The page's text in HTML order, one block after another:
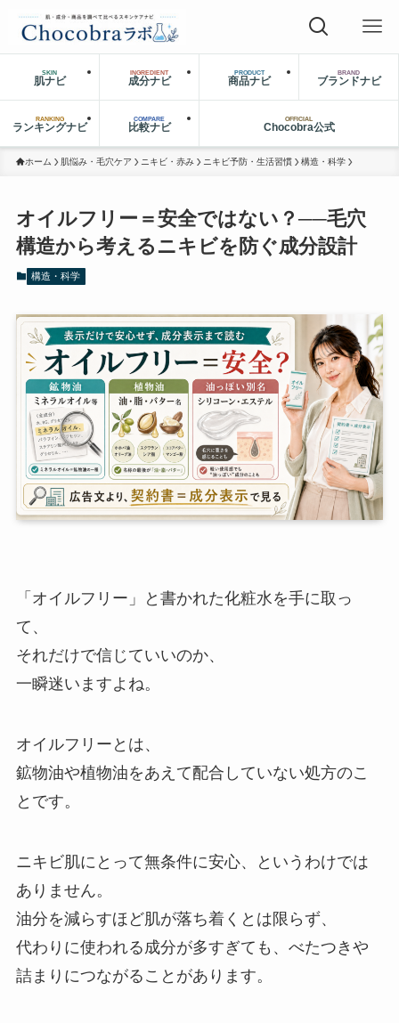
SKIN
肌ナビ
INGREDIENT
成分ナビ
PRODUCT
商品ナビ
BRAND
ブランドナビ
RANKING
ランキングナビ
COMPARE
比較ナビ
OFFICIAL
Chocobra公式
ホーム 肌悩み・毛穴ケア ニキビ・赤み ニキビ予防・生活習慣 構造・科学
オイルフリー＝安全ではない？──毛穴
構造から考えるニキビを防ぐ成分設計
構造・科学
「オイルフリー」と書かれた化粧水を手に取っ
て、
それだけで信じていいのか、
一瞬迷いますよね。
オイルフリーとは、
鉱物油や植物油をあえて配合していない処方のこ
とです。
ニキビ肌にとって無条件に安心、というわけでは
ありません。
油分を減らすほど肌が落ち着くとは限らず、
代わりに使われる成分が多すぎても、べたつきや
詰まりにつながることがあります。